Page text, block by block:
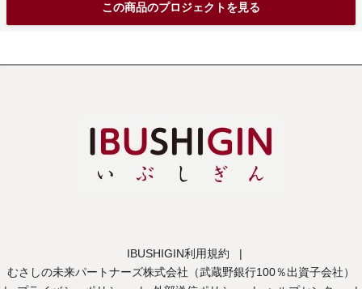
この商品のプロジェクトを見る
IBUSHIGIN利用規約
|
むさしの未来パートナーズ株式会社（武蔵野銀行100％出資子会社）